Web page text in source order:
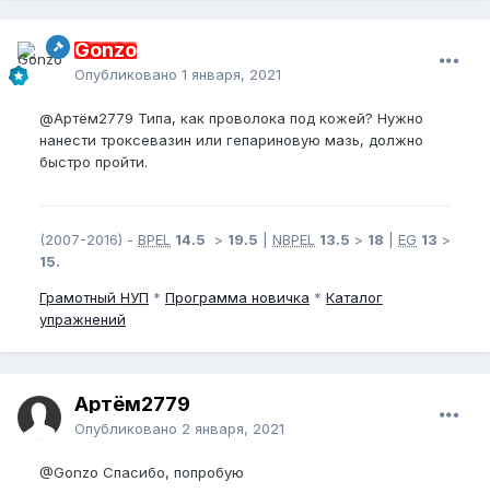
Gonzo
Опубликовано 1 января, 2021
@Артём2779 Типа, как проволока под кожей? Нужно
нанести троксевазин или гепариновую мазь, должно
быстро пройти.
(2007-2016) - BPEL 14.5 > 19.5 NBPEL 13.5 > 18 EG 13 >
15.
Грамотный НУП * Программа новичка * Каталог
упражнений
Артём2779
Опубликовано 2 января, 2021
@Gonzo Спасибо, попробую